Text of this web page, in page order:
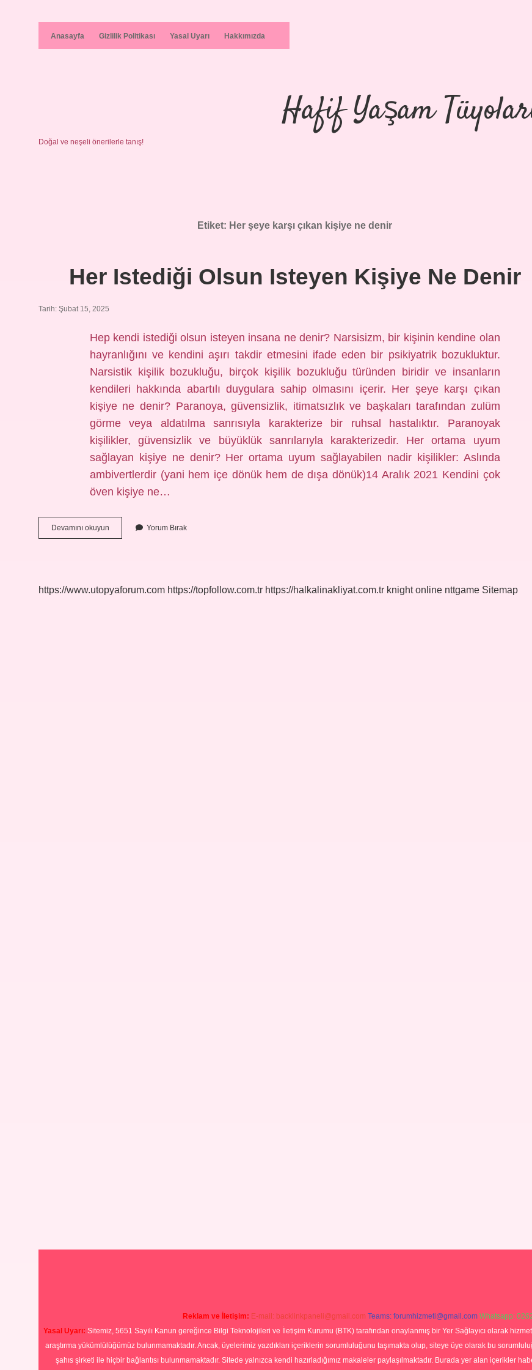
Anasayfa Gizlilik Politikası Yasal Uyarı Hakkımızda
Hafif Yaşam
Doğal ve neşeli önerilerle tanış!
Etiket: Her şeye karşı çıkan kişiye ne denir
Her Istediği Olsun Isteyen Kişiye Ne Denir
Tarih: Şubat 15, 2025
Hep kendi istediği olsun isteyen insana ne denir? Narsisizm, bir kişinin kendine olan
hayranlığını ve kendini aşırı takdir etmesini ifade eden bir psikiyatrik bozukluktur.
Narsistik kişilik bozukluğu, birçok kişilik bozukluğu türünden biridir ve insanların
kendileri hakkında abartılı duygulara sahip olmasını içerir. Her şeye karşı çıkan
kişiye ne denir? Paranoya, güvensizlik, itimatsızlık ve başkaları tarafından zulüm
görme veya aldatılma sanrısıyla karakterize bir ruhsal hastalıktır. Paranoyak
kişilikler, güvensizlik ve büyüklük sanrılarıyla karakterizedir. Her ortama uyum
sağlayan kişiye ne denir? Her ortama uyum sağlayabilen nadir kişilikler: Aslında
ambivertlerdir (yani hem içe dönük hem de dışa dönük)14 Aralık 2021 Kendini çok
öven kişiye ne…
Devamını okuyun
Istediği
Denir
Yorum Bırak
https://www.utopyaforum.com https://topfollow.com.tr https://halkalinakliyat.com.tr knight online nttgame Sitemap
Reklam ve İletişim: E-mail: backlinkpaneli@gmail.com Teams: forumhizmeti@gmail.com Whatsapp:
Yasal Uyarı: Sitemiz, 5651 Sayılı Kanun gereğince Bilgi Teknolojileri ve İletişim Kurumu (BTK) tarafından onaylanmış bir Yer Sağlayıcı olarak
araştırma yükümlülüğümüz bulunmamaktadır. Ancak, üyelerimiz yazdıkları içeriklerin sorumluluğunu taşımakta olup, siteye üye olarak bu
şahıs şirketi ile hiçbir bağlantısı bulunmamaktadır. Sitede yalnızca kendi hazırladığımız makaleler paylaşılmaktadır. Burada yer alan içerikler